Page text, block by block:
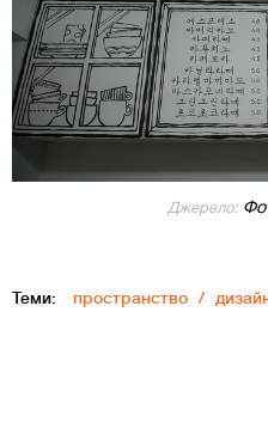
Джерело:
Теми: пространство